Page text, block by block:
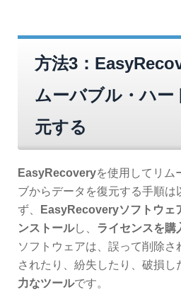
方法3：
ムーバブル・ハー
元する
EasyRecoveryを使用してリム
ブからデータを復元する手順は
ず、
EasyRecoveryソフトウェ
ンストールし、 ライセンスを購
ソフトウェアは、誤って削除さ
されたり、紛失したり、破損し
力なツールです。